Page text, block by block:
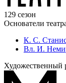
129 сезон
Основатели
К. С.
Вл. И.
Художественный